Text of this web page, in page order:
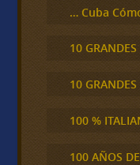
… Cuba
10 GRANDES
10
100 %
100 AÑOS